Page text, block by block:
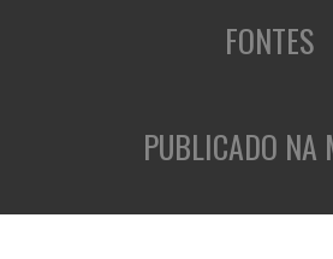
FONTES
PUBLICADO NA